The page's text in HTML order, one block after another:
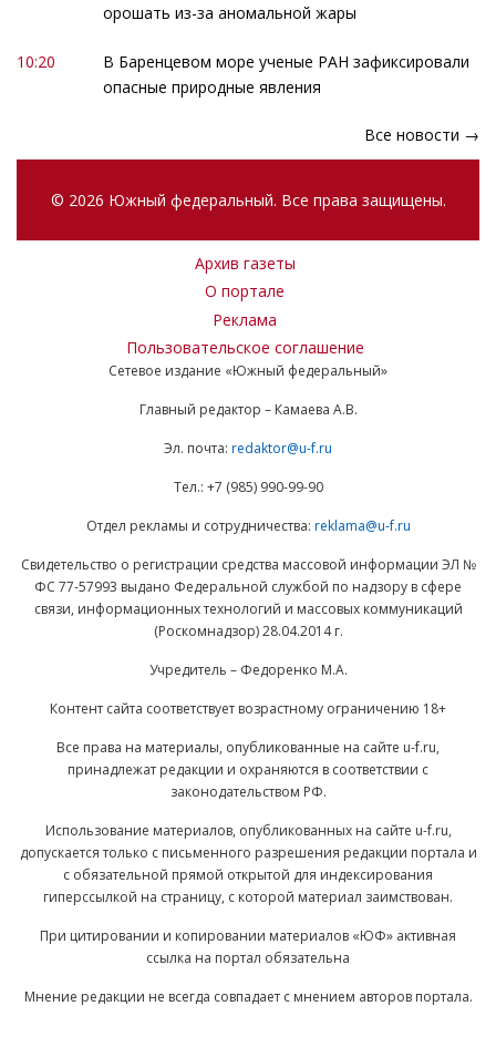
орошать из-за аномальной жары
10:20
В Баренцевом море ученые РАН зафиксировали
опасные природные явления
Все новости →
© 2026 Южный федеральный. Все права защищены.
Архив газеты
О портале
Реклама
Пользовательское соглашение
Сетевое издание «Южный федеральный»
Главный редактор – Камаева А.В.
Эл. почта: redaktor@u-f.ru
Тел.: +7 (985) 990-99-90
Отдел рекламы и сотрудничества: reklama@u-f.ru
Свидетельство о регистрации средства массовой информации ЭЛ №
ФС 77-57993 выдано Федеральной службой по надзору в сфере
связи, информационных технологий и массовых коммуникаций
(Роскомнадзор) 28.04.2014 г.
Учредитель – Федоренко М.А.
Контент сайта соответствует возрастному ограничению 18+
Все права на материалы, опубликованные на сайте u-f.ru,
принадлежат редакции и охраняются в соответствии с
законодательством РФ.
Использование материалов, опубликованных на сайте u-f.ru,
допускается только с письменного разрешения редакции портала и
с обязательной прямой открытой для индексирования
гиперссылкой на страницу, с которой материал заимствован.
При цитировании и копировании материалов «ЮФ» активная
ссылка на портал обязательна
Мнение редакции не всегда совпадает с мнением авторов портала.